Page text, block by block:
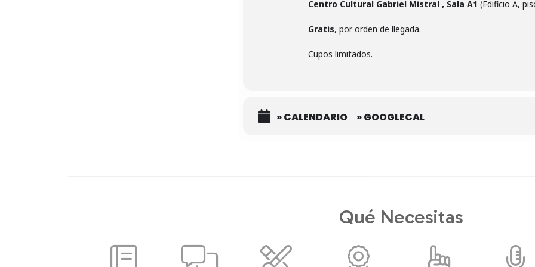
Centro Cultural Gabriel Mistral , Sala A1 (Edificio A,
Gratis, por orden de llegada.
Cupos limitados.
» CALENDARIO » GOOGLECAL
Qué Necesitas